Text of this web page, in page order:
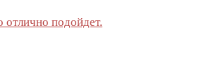
подойдет.